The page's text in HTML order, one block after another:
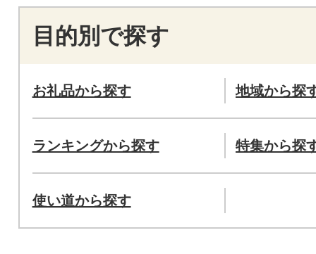
目的別で探す
お礼品から探す 地域から探
ランキングから探す 特集から探
使い道から探す